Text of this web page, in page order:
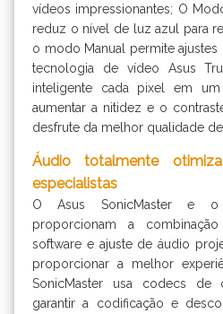
vídeos impressionantes; O
reduz o nível de luz azul para
o modo Manual permite
tecnologia de vídeo Asus
inteligente cada pixel em
aumentar a nitidez e o
desfrute da melhor qualidade
Áudio totalmente
especialistas
O Asus SonicMaster e
proporcionam a
software e ajuste de áudio
proporcionar a melhor
SonicMaster usa codecs de
garantir a codificação e